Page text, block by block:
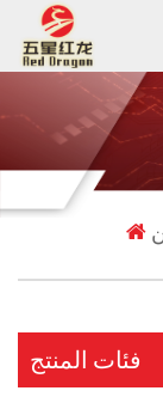
فئات المنتج